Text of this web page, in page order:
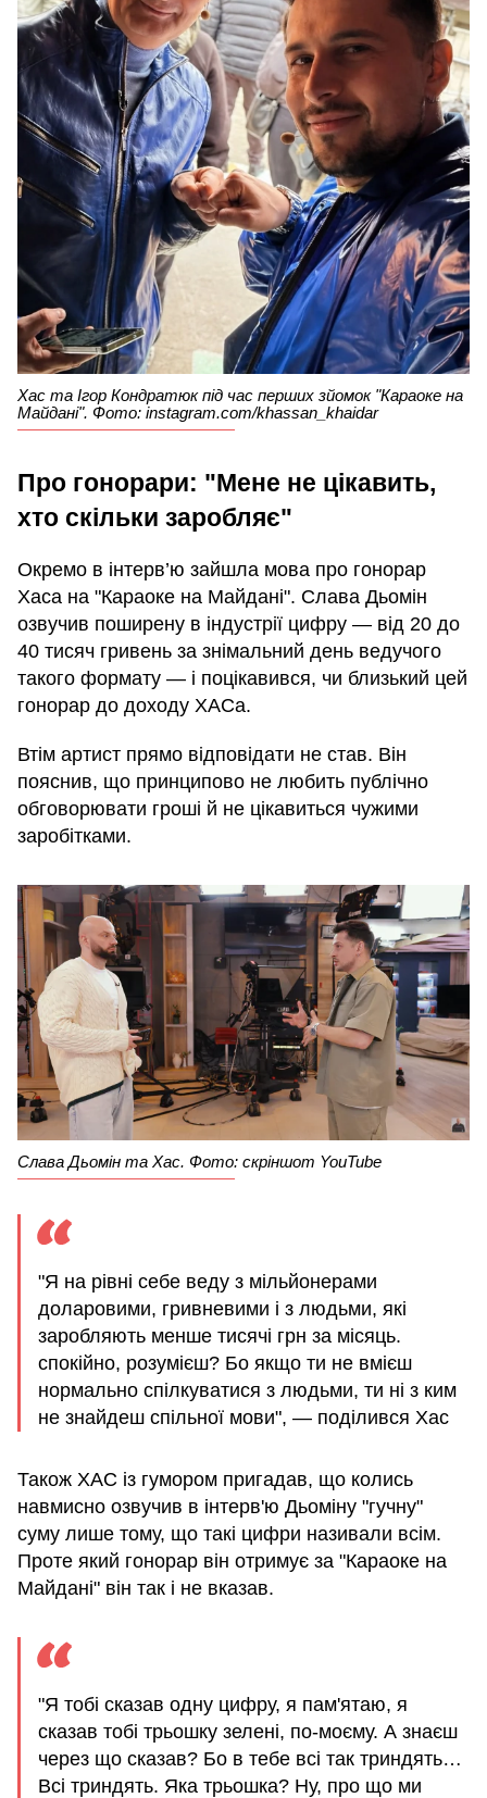
Хас та Ігор Кондратюк під час перших зйомок "Караоке на
Майдані". Фото: instagram.com/khassan_khaidar
Про гонорари: "Мене не цікавить,
хто скільки заробляє"
Окремо в інтерв’ю зайшла мова про гонорар
Хаса на "Караоке на Майдані". Слава Дьомін
озвучив поширену в індустрії цифру — від 20 до
40 тисяч гривень за знімальний день ведучого
такого формату — і поцікавився, чи близький цей
гонорар до доходу ХАСа.
Втім артист прямо відповідати не став. Він
пояснив, що принципово не любить публічно
обговорювати гроші й не цікавиться чужими
заробітками.
Слава Дьомін та Хас. Фото: скріншот YouTube
"Я на рівні себе веду з мільйонерами
доларовими, гривневими і з людьми, які
заробляють менше тисячі грн за місяць.
спокійно, розумієш? Бо якщо ти не вмієш
нормально спілкуватися з людьми, ти ні з ким
не знайдеш спільної мови", — поділився Хас
Також ХАС із гумором пригадав, що колись
навмисно озвучив в інтерв'ю Дьоміну "гучну"
суму лише тому, що такі цифри називали всім.
Проте який гонорар він отримує за "Караоке на
Майдані" він так і не вказав.
"Я тобі сказав одну цифру, я пам'ятаю, я
сказав тобі трьошку зелені, по-моєму. А знаєш
через що сказав? Бо в тебе всі так триндять…
Всі триндять. Яка трьошка? Ну, про що ми